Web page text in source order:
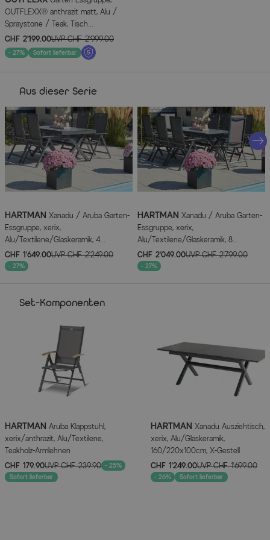
OUTFLEXX® anthrazit matt, Alu /
Spraystone / Teak, Tisch
180/280x100cm, 8 Klappstühle
CHF 2’199.00UVPCHF 2’999.00
- 27% Sofort lieferbar
Aus dieser Serie
HARTMAN Xanadu / Aruba Garten-
Essgruppe, xerix,
Alu/Textilene/Glaskeramik, 4
Klappstühle, 160/220x100cm
CHF 1’649.00UVPCHF 2’249.00
- 27%
HARTMAN Xanadu / Aruba Garten-
Essgruppe, xerix,
Alu/Textilene/Glaskeramik, 8
Klappstühle, 160/220x100cm
CHF 2’049.00UVPCHF 2’799.00
- 27%
Set-Komponenten
HARTMAN Aruba Klappstuhl,
xerix/anthrazit, Alu/Textilene,
Teakholz-Armlehnen
CHF 179.90UVPCHF 239.90 - 25%
Sofort lieferbar
HARTMAN Xanadu Ausziehtisch,
xerix, Alu/Glaskeramik,
160/220x100cm, X-Gestell
CHF 1’249.00UVPCHF 1’699.00
- 26% Sofort lieferbar